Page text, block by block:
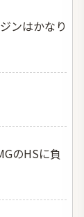
ンはかなり
のHSに負